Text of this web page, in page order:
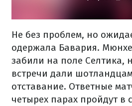
Не без проблем, но
одержала Бавария.
забили на поле Селтика,
встречи дали
отставание. Ответные
четырех парах пройдут в